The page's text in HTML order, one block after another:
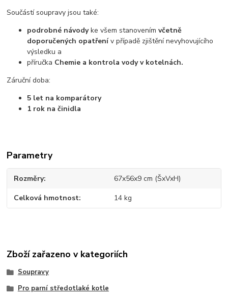
Součástí soupravy jsou také:
podrobné návodyke všem stanovenímvčetně
doporučených opatřenív případě zjištění nevyhovujícího
výsledku a
příručka Chemie a kontrola vody v kotelnách.
Záruční doba:
5 let na komparátory
1 rok na činidla
Parametry
Rozměry 67x56x9 cm (ŠxVxH)
Celková hmotnost 14 kg
Zboží zařazeno v kategoriích
Soupravy
Pro parní středotlaké kotle